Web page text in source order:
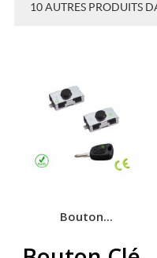
10 AUTRES PRODUITS
Bouton...